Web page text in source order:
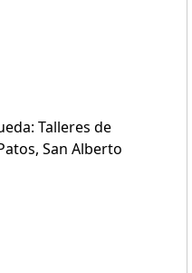
Talleres de
San Alberto